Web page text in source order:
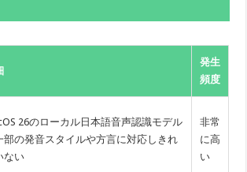
発生
頻度
26のローカル日本語音声認識モデル
部の発音スタイルや方言に対応しきれ
ない
非常
に高
い